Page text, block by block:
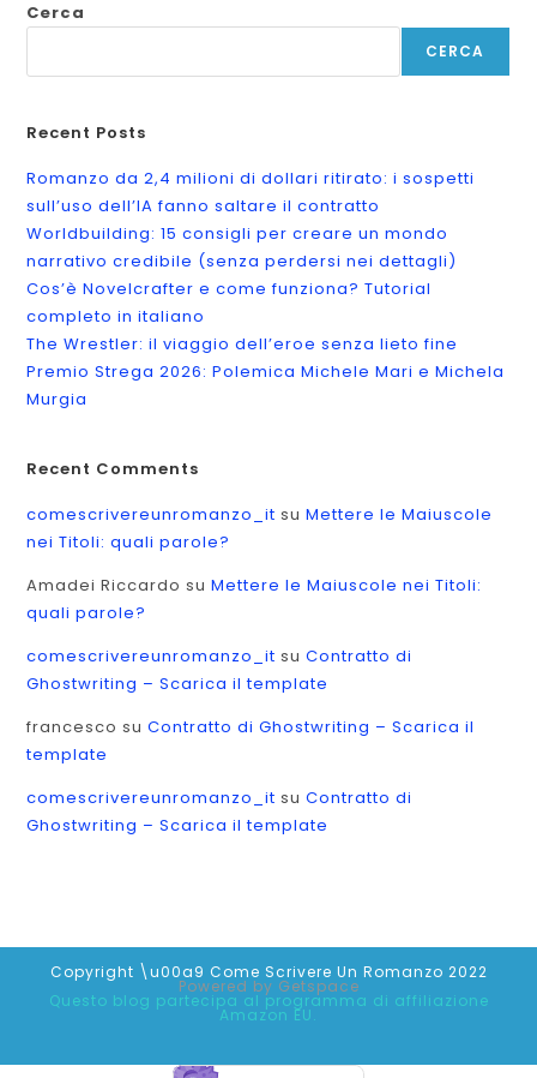
Cerca
CERCA
Recent Posts
Romanzo da 2,4 milioni di dollari ritirato: i sospetti
sull’uso dell’IA fanno saltare il contratto
Worldbuilding: 15 consigli per creare un mondo
narrativo credibile (senza perdersi nei dettagli)
Cos’è Novelcrafter e come funziona? Tutorial
completo in italiano
The Wrestler: il viaggio dell’eroe senza lieto fine
Premio Strega 2026: Polemica Michele Mari e Michela
Murgia
Recent Comments
comescrivereunromanzo_it suMettere le Maiuscole
nei Titoli: quali parole?
Amadei Riccardo suMettere le Maiuscole nei Titoli:
quali parole?
comescrivereunromanzo_it suContratto di
Ghostwriting – Scarica il template
francesco suContratto di Ghostwriting – Scarica il
template
comescrivereunromanzo_it suContratto di
Ghostwriting – Scarica il template
Copyright \u00a9 Come Scrivere Un Romanzo 2022
Powered by Getspace
Questo blog partecipa al programma di affiliazione
Amazon EU.